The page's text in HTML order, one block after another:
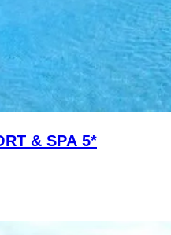
& SPA 5*